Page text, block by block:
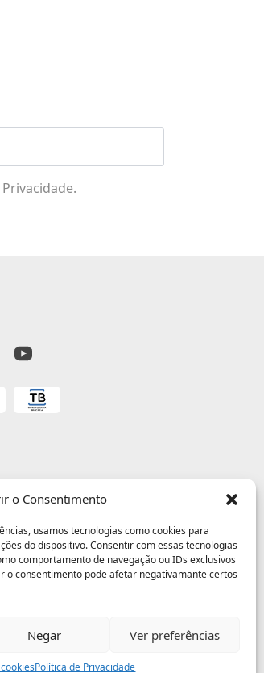
o Consentimento
usamos tecnologias como cookies para
do dispositivo. Consentir com essas tecnologias
comportamento de navegação ou IDs exclusivos
o consentimento pode afetar negativamante certos
Negar Ver preferências
Política de Privacidade